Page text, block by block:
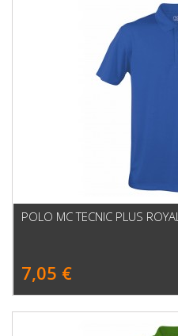
POLO MC TECNIC PLUS ROYAL
7,05 €